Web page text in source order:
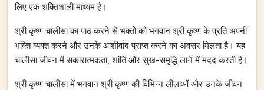
लिए एक शक्तिशाली माध्यम है।
श्री कृष्ण चालीसा का पाठ करने से भक्तों को भगवान श्री कृष्ण के प्रति अपनी
भक्ति व्यक्त करने और उनके आशीर्वाद प्राप्त करने का अवसर मिलता है। यह
चालीसा जीवन में सकारात्मकता, शांति और सुख-समृद्धि लाने में मदद करती है।
श्री कृष्ण चालीसा में भगवान श्री कृष्ण की विभिन्न लीलाओं और उनके जीवन